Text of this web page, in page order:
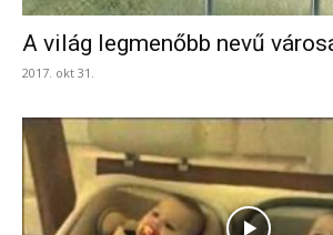
A világ legmenőbb nevű
2017. okt 31.